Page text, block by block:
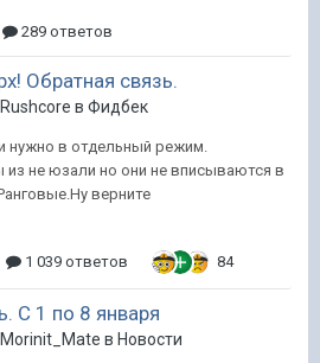
289 ответов
Обратная связь.
в Фидбек
в отдельный режим.
не юзали но они не вписываются в
верните
1 039 ответов 84
С 1 по 8 января
в Новости